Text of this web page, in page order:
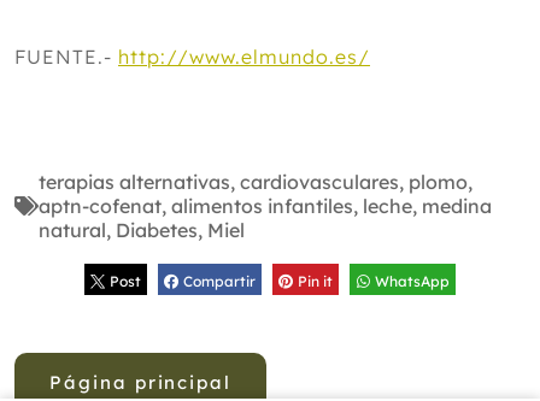
FUENTE.- http://www.elmundo.es/
terapias alternativas, cardiovasculares, plomo,
aptn-cofenat, alimentos infantiles, leche, medina
natural, Diabetes, Miel
Post Compartir Pin it WhatsApp
Página principal